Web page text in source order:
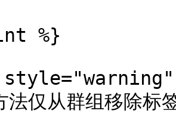
%}
法仅从群组移除标